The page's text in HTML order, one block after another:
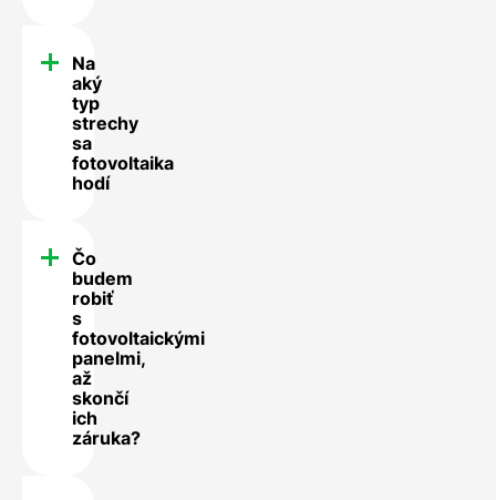
Na
aký
typ
strechy
sa
fotovoltaika
hodí
Čo
budem
robiť
s
fotovoltaickými
panelmi,
až
skončí
ich
záruka?